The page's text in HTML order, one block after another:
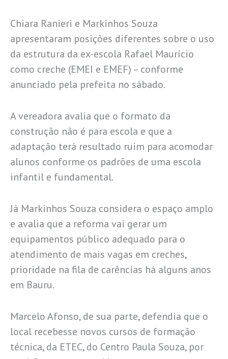
Chiara Ranieri e Markinhos Souza
apresentaram posições diferentes sobre o uso
da estrutura da ex-escola Rafael Maurício
como creche (EMEI e EMEF) – conforme
anunciado pela prefeita no sábado.
A vereadora avalia que o formato da
construção não é para escola e que a
adaptação terá resultado ruim para acomodar
alunos conforme os padrões de uma escola
infantil e fundamental.
Já Markinhos Souza considera o espaço amplo
e avalia que a reforma vai gerar um
equipamentos público adequado para o
atendimento de mais vagas em creches,
prioridade na fila de carências há alguns anos
em Bauru.
Marcelo Afonso, de sua parte, defendia que o
local recebesse novos cursos de formação
técnica, da ETEC, do Centro Paula Souza, por